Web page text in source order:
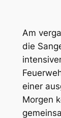
Am
die
einer
Morgen